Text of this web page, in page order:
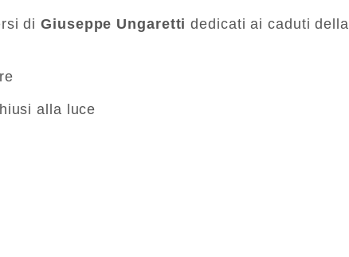
diGiuseppe Ungaretti dedicati ai caduti della
alla luce